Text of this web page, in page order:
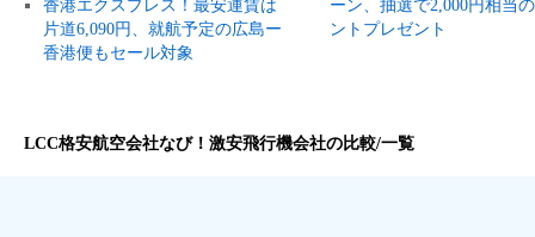
香港エクスプレス！最安運賃は
片道6,090円、就航予定の広島ー
香港便もセール対象
ーン、抽選で2,000円相当
ントプレゼント
LCC格安航空会社なび！激安飛行機会社の比較/一覧